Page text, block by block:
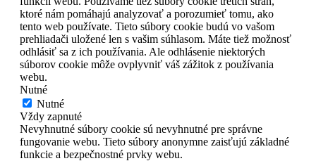
ktoré nám pomáhajú analyzovať a porozumieť tomu, ako
tento web používate. Tieto súbory cookie budú vo vašom
prehliadači uložené len s vašim súhlasom. Máte tiež možnosť
odhlásiť sa z ich používania. Ale odhlásenie niektorých
súborov cookie môže ovplyvniť váš zážitok z používania
webu.
Nutné
Nutné
Vždy zapnuté
Nevyhnutné súbory cookie sú nevyhnutné pre správne
fungovanie webu. Tieto súbory anonymne zaisťujú základné
funkcie a bezpečnostné prvky webu.